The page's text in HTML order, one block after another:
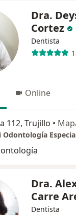
Dra.
Cortez
Dentista
Online
112, Trujillo •
Odontología
Dra.
Carre
Dentista